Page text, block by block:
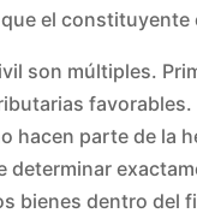
el constituyente
son múltiples.
hacen parte de la
bienes dentro del